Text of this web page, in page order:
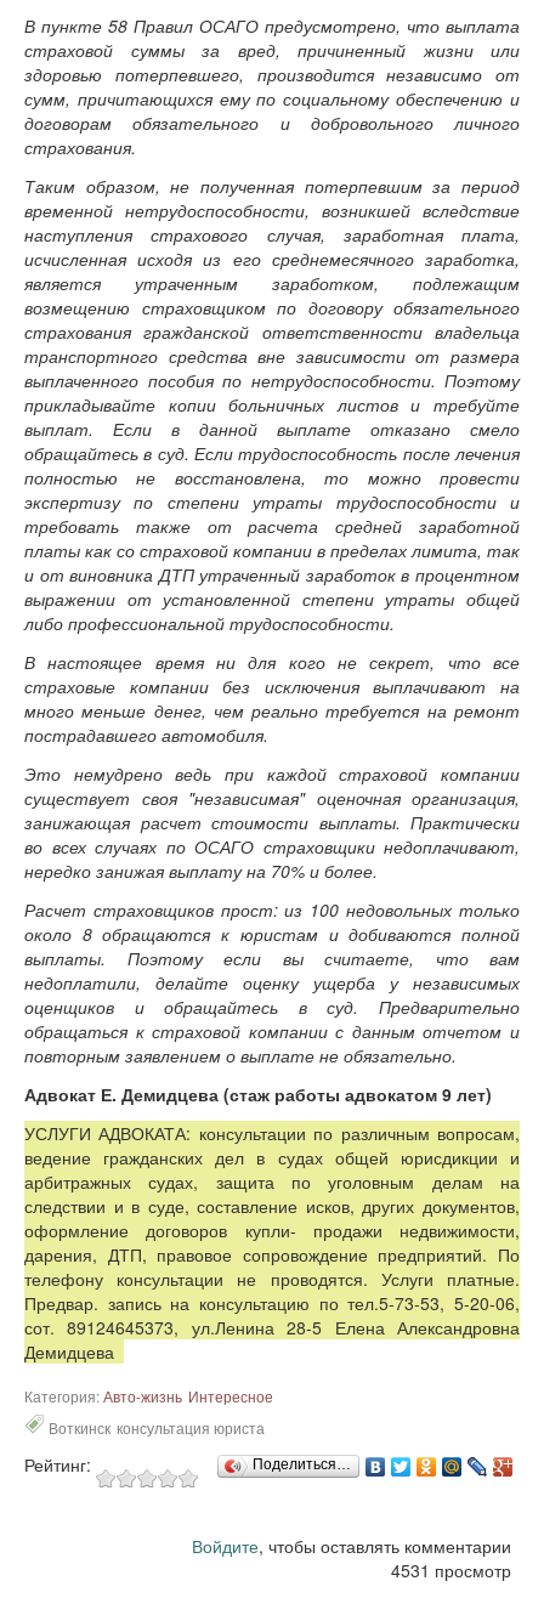
В пункте 58 Правил ОСАГО предусмотрено, что выплата
страховой суммы за вред, причиненный жизни или
здоровью потерпевшего, производится независимо от
сумм, причитающихся ему по социальному обеспечению и
договорам обязательного и добровольного личного
страхования.
Таким образом, не полученная потерпевшим за период
временной нетрудоспособности, возникшей вследствие
наступления страхового случая, заработная плата,
исчисленная исходя из его среднемесячного заработка,
является утраченным заработком, подлежащим
возмещению страховщиком по договору обязательного
страхования гражданской ответственности владельца
транспортного средства вне зависимости от размера
выплаченного пособия по нетрудоспособности. Поэтому
прикладывайте копии больничных листов и требуйте
выплат. Если в данной выплате отказано смело
обращайтесь в суд. Если трудоспособность после лечения
полностью не восстановлена, то можно провести
экспертизу по степени утраты трудоспособности и
требовать также от расчета средней заработной
платы как со страховой компании в пределах лимита, так
и от виновника ДТП утраченный заработок в процентном
выражении от установленной степени утраты общей
либо профессиональной трудоспособности.
В настоящее время ни для кого не секрет, что все
страховые компании без исключения выплачивают на
много меньше денег, чем реально требуется на ремонт
пострадавшего автомобиля.
Это немудрено ведь при каждой страховой компании
существует своя "независимая" оценочная организация,
занижающая расчет стоимости выплаты. Практически
во всех случаях по ОСАГО страховщики недоплачивают,
нередко занижая выплату на 70% и более.
Расчет страховщиков прост: из 100 недовольных только
около 8 обращаются к юристам и добиваются полной
выплаты. Поэтому если вы считаете, что вам
недоплатили, делайте оценку ущерба у независимых
оценщиков и обращайтесь в суд. Предварительно
обращаться к страховой компании с данным отчетом и
повторным заявлением о выплате не обязательно.
Адвокат Е. Демидцева (стаж работы адвокатом 9 лет)
УСЛУГИ АДВОКАТА: консультации по различным вопросам,
ведение гражданских дел в судах общей юрисдикции и
арбитражных судах, защита по уголовным делам на
следствии и в суде, составление исков, других документов,
оформление договоров купли- продажи недвижимости,
дарения, ДТП, правовое сопровождение предприятий. По
телефону консультации не проводятся. Услуги платные.
Предвар. запись на консультацию по тел.5-73-53, 5-20-06,
сот. 89124645373, ул.Ленина 28-5 Елена Александровна
Демидцева
Категория:Авто-жизнь Интересное
Воткинск консультация юриста
Рейтинг: Поделиться…
Войдите, чтобы оставлять комментарии
4531 просмотр